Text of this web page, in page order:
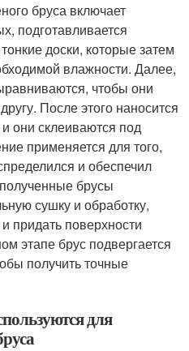
бруса включает
подготавливается
доски, которые затем
влажности. Далее,
чтобы они
После этого наносится
они склеиваются под
применяется для того,
и обеспечил
брусы
сушку и обработку,
придать поверхности
этапе брус подвергается
получить точные
для